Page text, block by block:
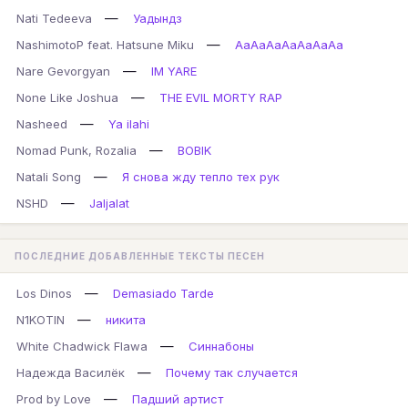
Nati Tedeeva
—
Уадындз
NashimotoP feat. Hatsune Miku
—
AaAaAaAaAaAaAa
Nare Gevorgyan
—
IM YARE
None Like Joshua
—
THE EVIL MORTY RAP
Nasheed
—
Ya ilahi
Nomad Punk, Rozalia
—
BOBIK
Natali Song
—
Я снова жду тепло тех рук
NSHD
— Jaljalat
ПОСЛЕДНИЕ ДОБАВЛЕННЫЕ ТЕКСТЫ ПЕСЕН
Los Dinos —
Demasiado Tarde
N1KOTIN
—
никита
White Chadwick Flawa
—
Синнабоны
Надежда Василёк
—
Почему так случается
Prod by Love
— Падший артист